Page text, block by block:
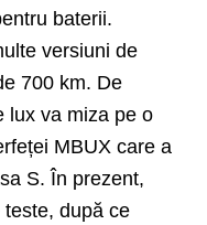
baterii.
versiuni de
700 km. De
lux va miza pe o
MBUX care a
S. În prezent,
după ce